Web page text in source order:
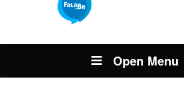
Open Menu